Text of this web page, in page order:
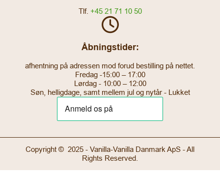
Tlf. +45 21 71 10 50
Åbningstider:
afhentning på adressen mod forud bestilling på nettet.
Fredag -15:00 – 17:00
Lørdag - 10:00 – 12:00
Søn, helligdage, samt mellem jul og nytår - Lukket
Copyright © 2025 - Vanilla-Vanilla Danmark ApS - All
Rights Reserved.